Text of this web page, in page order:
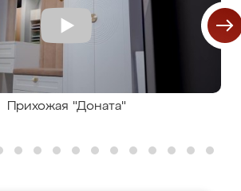
Прихожая "Доната"